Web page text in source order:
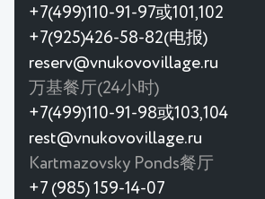
+7(499)110-91-97或101,102
+7(925)426-58-82(电报)
reserv@vnukovovillage.ru
万基餐厅(24小时)
+7(499)110-91-98或103,104
rest@vnukovovillage.ru
Kartmazovsky Ponds餐厅
+7 (985) 159-14-07